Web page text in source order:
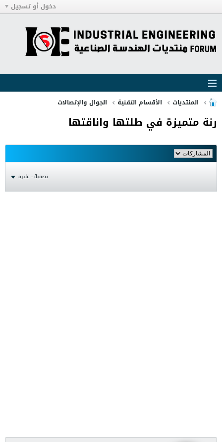
دخول أو تسجيل
المنتديات الأقسام التقنية الجوال والإتصالات
رنة متميزة في طلتها واناقتها
تصفية - فلترة